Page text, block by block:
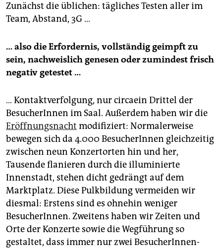
Zunächst die üblichen: tägliches Testen aller im
Team, Abstand, 3G …
… also die Erfordernis, vollständig geimpft zu
sein, nachweislich genesen oder zumindest frisch
negativ getestet …
… Kontaktverfolgung, nur circaein Drittel der
BesucherInnen im Saal. Außerdem haben wir die
Eröffnungsnacht modifiziert: Normalerweise
bewegen sich da 4.000 BesucherInnen gleichzeitig
zwischen neun Konzertorten hin und her,
Tausende flanieren durch die illuminierte
Innenstadt, stehen dicht gedrängt auf dem
Marktplatz. Diese Pulkbildung vermeiden wir
diesmal: Erstens sind es ohnehin weniger
BesucherInnen. Zweitens haben wir Zeiten und
Orte der Konzerte sowie die Wegführung so
gestaltet, dass immer nur zwei BesucherInnen-